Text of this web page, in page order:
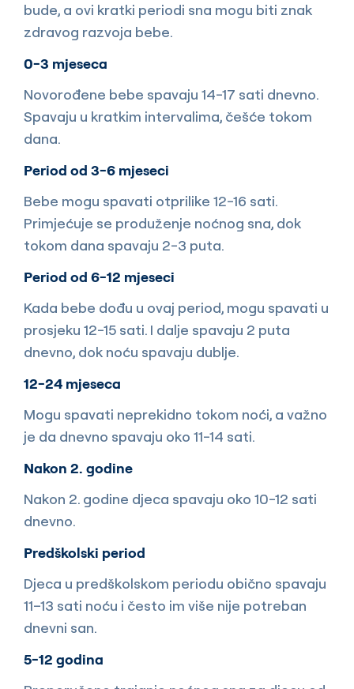
bude, a ovi kratki periodi sna mogu biti znak
zdravog razvoja bebe.
0-3 mjeseca
Novorođene bebe spavaju 14-17 sati dnevno.
Spavaju u kratkim intervalima, češće tokom
dana.
Period od 3-6 mjeseci
Bebe mogu spavati otprilike 12-16 sati.
Primjećuje se produženje noćnog sna, dok
tokom dana spavaju 2-3 puta.
Period od 6-12 mjeseci
Kada bebe dođu u ovaj period, mogu spavati u
prosjeku 12-15 sati. I dalje spavaju 2 puta
dnevno, dok noću spavaju dublje.
12-24 mjeseca
Mogu spavati neprekidno tokom noći, a važno
je da dnevno spavaju oko 11-14 sati.
Nakon 2. godine
Nakon 2. godine djeca spavaju oko 10-12 sati
dnevno.
Predškolski period
Djeca u predškolskom periodu obično spavaju
11–13 sati noću i često im više nije potreban
dnevni san.
5-12 godina